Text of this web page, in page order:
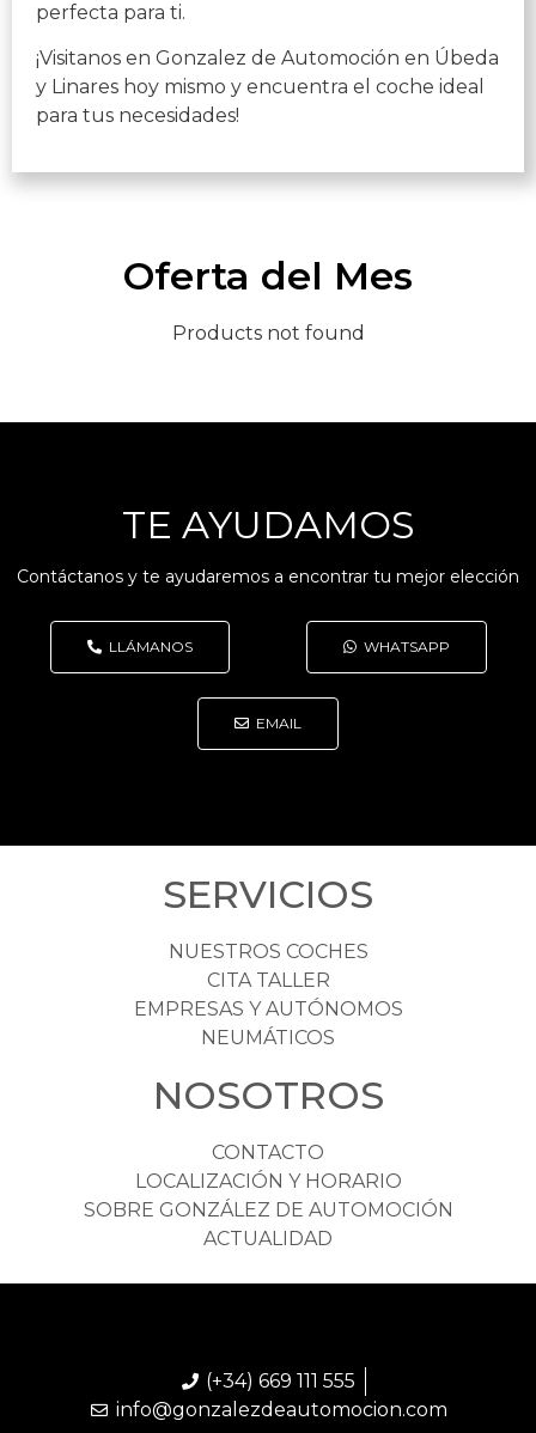
perfecta para ti.
¡Visitanos en Gonzalez de Automoción en Úbeda
y Linares hoy mismo y encuentra el coche ideal
para tus necesidades!
Oferta del Mes
Products not found
TE AYUDAMOS
Contáctanos y te ayudaremos a encontrar tu mejor elección
LLÁMANOS WHATSAPP
EMAIL
SERVICIOS
NUESTROS COCHES
CITA TALLER
EMPRESAS Y AUTÓNOMOS
NEUMÁTICOS
NOSOTROS
CONTACTO
LOCALIZACIÓN Y HORARIO
SOBRE GONZÁLEZ DE AUTOMOCIÓN
ACTUALIDAD
(+34) 669 111 555
info@gonzalezdeautomocion.com